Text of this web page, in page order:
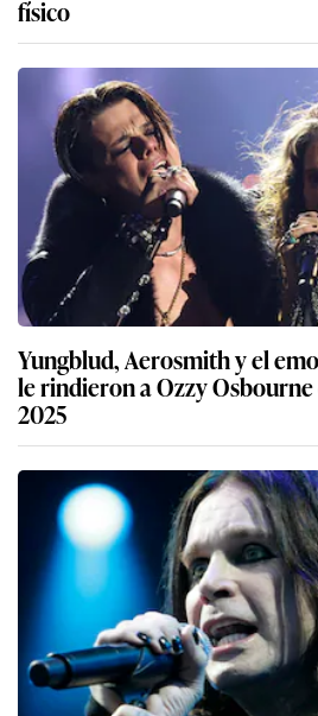
físico
Yungblud, Aerosmith y el
le rindieron a Ozzy
2025